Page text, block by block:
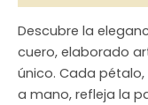
Descubre la
cuero, elaborado
único. Cada
a mano, refleja la